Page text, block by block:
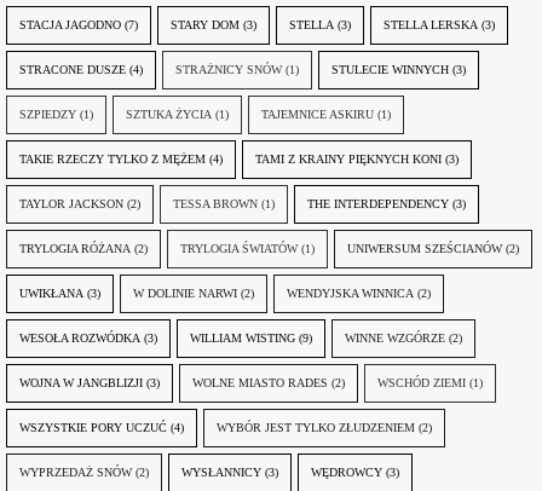
STACJA JAGODNO (7) STARY DOM (3) STELLA (3) STELLA LERSKA (3)
STRACONE DUSZE (4) STRAŻNICY SNÓW (1) STULECIE WINNYCH (3)
SZPIEDZY (1) SZTUKA ŻYCIA (1) TAJEMNICE ASKIRU (1)
TAKIE RZECZY TYLKO Z MĘŻEM (4) TAMI Z KRAINY PIĘKNYCH KONI (3)
TAYLOR JACKSON (2) TESSA BROWN (1) THE INTERDEPENDENCY (3)
TRYLOGIA RÓŻANA (2) TRYLOGIA ŚWIATÓW (1) UNIWERSUM SZEŚCIANÓW (2)
UWIKŁANA (3) W DOLINIE NARWI (2) WENDYJSKA WINNICA (2)
WESOŁA ROZWÓDKA (3) WILLIAM WISTING (9) WINNE WZGÓRZE (2)
WOJNA W JANGBLIZJI (3) WOLNE MIASTO RADES (2) WSCHÓD ZIEMI (1)
WSZYSTKIE PORY UCZUĆ (4) WYBÓR JEST TYLKO ZŁUDZENIEM (2)
WYPRZEDAŻ SNÓW (2) WYSŁANNICY (3) WĘDROWCY (3)